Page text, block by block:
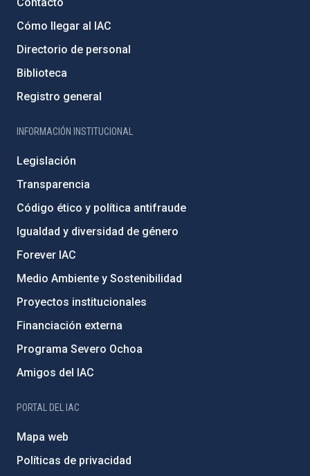
Cómo llegar al IAC
Directorio de personal
Biblioteca
Registro general
INFORMACIÓN INSTITUCIONAL
Legislación
Transparencia
Código ético y política antifraude
Igualdad y diversidad de género
Forever IAC
Medio Ambiente y Sostenibilidad
Proyectos institucionales
Financiación externa
Programa Severo Ochoa
Amigos del IAC
PORTAL DEL IAC
Mapa web
Políticas de privacidad